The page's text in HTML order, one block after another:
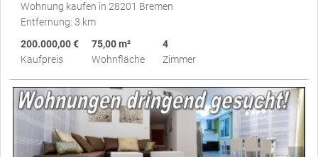
Wohnung kaufen in 28201 Bremen
Entfernung: 3 km
200.000,00 €
Kaufpreis
75,00 m²
Wohnfläche
4
Zimmer